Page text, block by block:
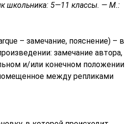
школьника: 5—11 классы. — М.:
– замечание, пояснение) – в
замечание автора,
и/или конечном положении
между репликами